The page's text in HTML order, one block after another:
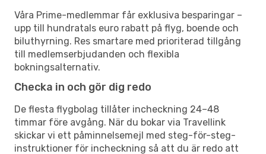
Våra Prime-medlemmar får exklusiva besparingar –
upp till hundratals euro rabatt på flyg, boende och
biluthyrning. Res smartare med prioriterad tillgång
till medlemserbjudanden och flexibla
bokningsalternativ.
Checka in och gör dig redo
De flesta flygbolag tillåter incheckning 24–48
timmar före avgång. När du bokar via Travellink
skickar vi ett påminnelsemejl med steg-för-steg-
instruktioner för incheckning så att du är redo att